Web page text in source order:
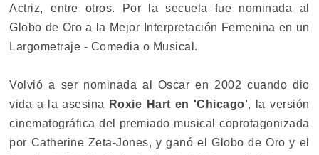
Actriz, entre otros. Por la secuela fue nominada al
Globo de Oro a la Mejor Interpretación Femenina en un
Largometraje - Comedia o Musical.
Volvió a ser nominada al Oscar en 2002 cuando dio
vida a la asesina Roxie Hart en 'Chicago', la versión
cinematográfica del premiado musical coprotagonizada
por Catherine Zeta-Jones, y ganó el Globo de Oro y el